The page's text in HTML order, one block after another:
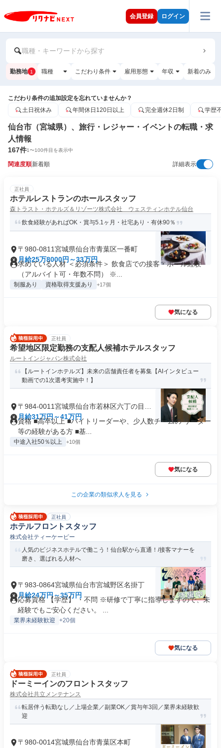
会員登録 ログイン
職種・キーワードから探す
勤務地 1 職種 こだわり条件 雇用形態 年収 新着のみ
こだわり条件の追加設定を忘れていませんか？
土日祝休み
年間休日120日以上 完全週休2日制 学歴
仙台市（宮城県）、旅行・レジャー・イベントの転職・求
人情報
167件1〜100件目を表示中
関連度順新着順 詳細表示
正社員
ホテルレストランのホールスタッフ
森トラスト・ホテルズ＆リゾーツ株式会社 ウェスティンホテル仙台
飲食経験があればOK・賞与5.1ヶ月・社宅あり・有休90％
〒980-0811宮城県仙台市青葉区一番町
月給25万8000円～33万円
求めている人材 ＜必須条件＞ 飲食店での接客・ホール経験
（アルバイト可・年数不問） ※...
制服あり 資格取得支援あり +17個
気になる
正社員
希望地区限定勤務の支配人候補ホテルスタッフ
ルートインジャパン株式会社
【ルートインホテルズ】未来の店舗責任者を募集【AIインタビュー
動画での1次選考実施中！】
〒984-0011宮城県仙台市若林区六丁の目西
町
月給31万円～41万円
資格 ■高卒以上 ■バイトリーダーや、少人数チームの リーダー
等の経験がある方 ■基...
中途入社50％以上 +10個
気になる
この企業の類似求人を見る
正社員
ホテルフロントスタッフ
株式会社ティーケーピー
人気のビジネスホテルで働こう！仙台駅から直通！/接客マナーを
磨き、選ばれる人材へ
〒983-0864宮城県仙台市宮城野区名掛丁
月給24万円～35万円
応募資格 【学歴】 ・不問 ※研修で丁寧に指導しますので、未
経験でもご安心ください。 ...
業界未経験歓迎 +20個
気になる
正社員
ドーミーインのフロントスタッフ
株式会社共立メンテナンス
転居伴う転勤なし／上場企業／副業OK／賞与年3回／業界未経験歓
迎
〒980-0014宮城県仙台市青葉区本町